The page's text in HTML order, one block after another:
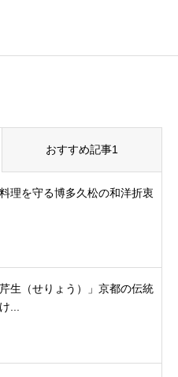
おすすめ記事1
理を守る博多久松の和洋折衷
生（せりょう）」京都の伝統
...